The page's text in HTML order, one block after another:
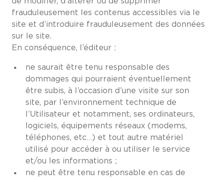
frauduleusement les contenus accessibles via le
site et d’introduire frauduleusement des données
sur le site.
En conséquence, l’éditeur :
ne saurait être tenu responsable des
dommages qui pourraient éventuellement
être subis, à l’occasion d’une visite sur son
site, par l’environnement technique de
l’Utilisateur et notamment, ses ordinateurs,
logiciels, équipements réseaux (modems,
téléphones, etc…) et tout autre matériel
utilisé pour accéder à ou utiliser le service
et/ou les informations ;
ne peut être tenu responsable en cas de